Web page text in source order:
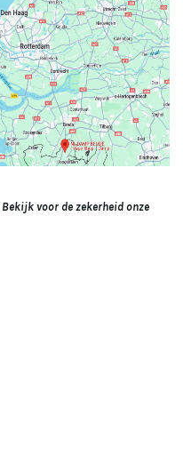
Bekijk voor de zekerheid onze